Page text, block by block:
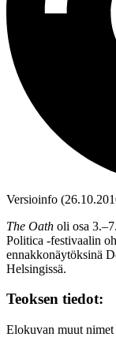
Versioinfo
The Oath oli osa
Politica ‑festivaalin
ennakkonäytöksinä
Helsingissä.
Teoksen tiedot:
Elokuvan muut nimet